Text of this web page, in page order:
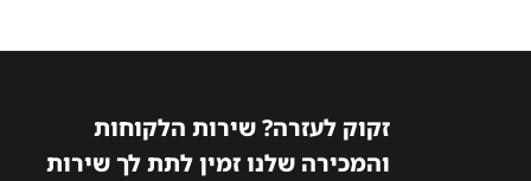
זקוק לעזרה? שירות הלקוחות
והמכירה שלנו זמין לתת לך שירות